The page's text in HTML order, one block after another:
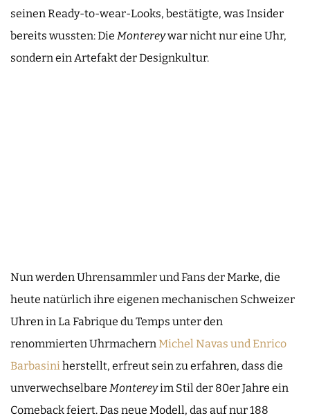
seinen Ready-to-wear-Looks, bestätigte, was Insider
bereits wussten: Die Montereywar nicht nur eine Uhr,
sondern ein Artefakt der Designkultur.
Nun werden Uhrensammler und Fans der Marke, die
heute natürlich ihre eigenen mechanischen Schweizer
Uhren in La Fabrique du Temps unter den
renommierten UhrmachernMichel Navas und Enrico
Barbasiniherstellt, erfreut sein zu erfahren, dass die
unverwechselbare Montereyim Stil der 80er Jahre ein
Comeback feiert. Das neue Modell, das auf nur 188